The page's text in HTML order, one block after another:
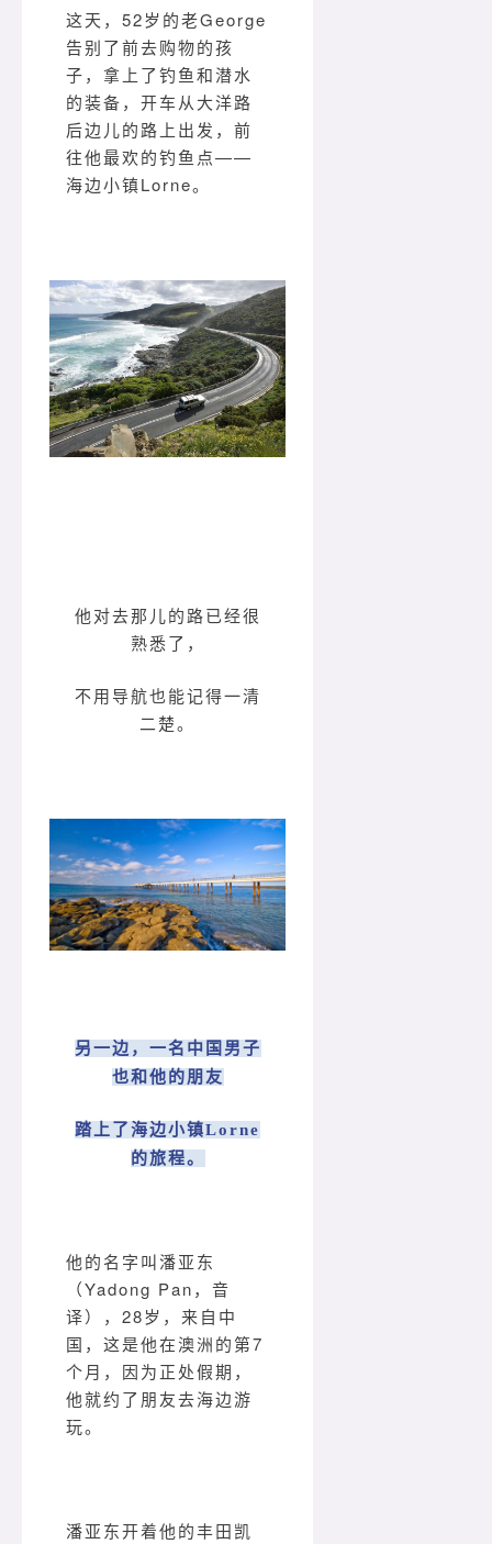
这天，52岁的老George
告别了前去购物的孩
子，拿上了钓鱼和潜水
的装备，开车从大洋路
后边儿的路上出发，前
往他最欢的钓鱼点——
海边小镇Lorne。
他对去那儿的路已经很
熟悉了，
不用导航也能记得一清
二楚。
另一边，一名中国男子
也和他的朋友
踏上了海边小镇Lorne
的旅程。
他的名字叫潘亚东
（Yadong Pan，音
译），28岁，来自中
国，这是他在澳洲的第7
个月，因为正处假期，
他就约了朋友去海边游
玩。
潘亚东开着他的丰田凯